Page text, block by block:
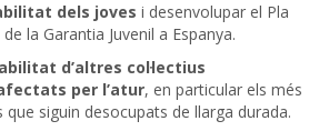
dels joves i desenvolupar el Pla
la Garantia Juvenil a Espanya.
d’altres col·lectius
per l’atur, en particular els més
que siguin desocupats de llarga durada.